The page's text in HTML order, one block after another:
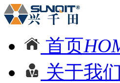
首页
关于我